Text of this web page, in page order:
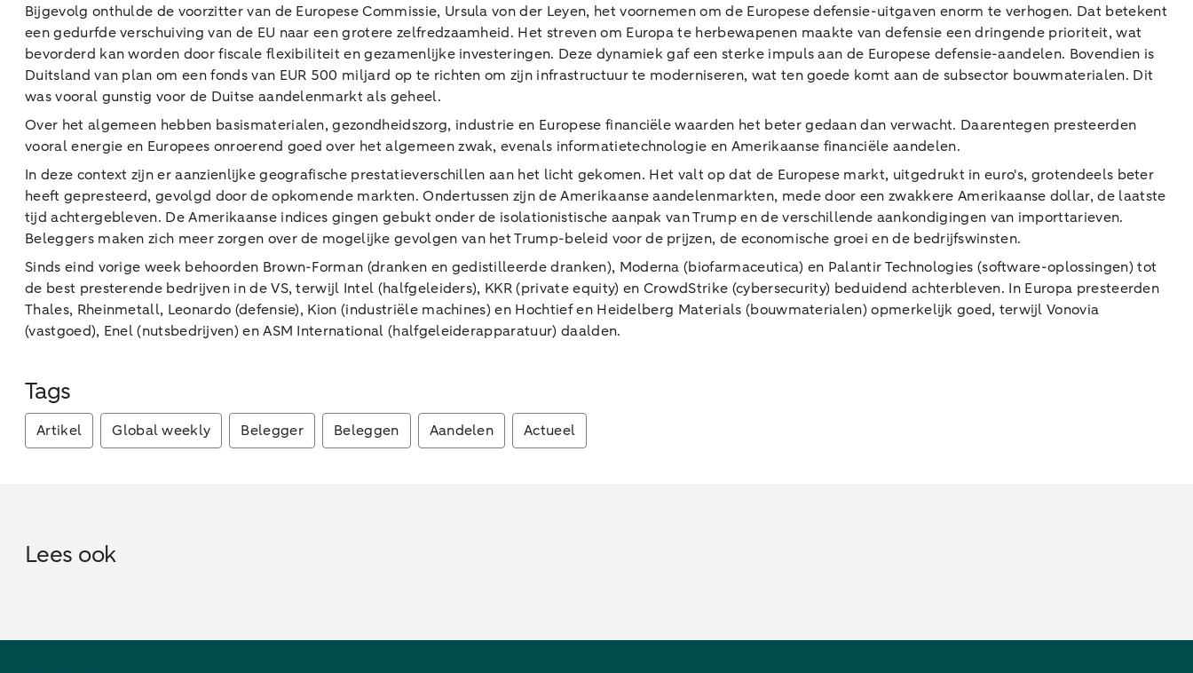
Bijgevolg onthulde de voorzitter van de Europese Commissie, Ursula von der Leyen, het voornemen om de Europese defensie-uitgaven enorm te verhogen. Dat betekent
een gedurfde verschuiving van de EU naar een grotere zelfredzaamheid. Het streven om Europa te herbewapenen maakte van defensie een dringende prioriteit, wat
bevorderd kan worden door fiscale flexibiliteit en gezamenlijke investeringen. Deze dynamiek gaf een sterke impuls aan de Europese defensie-aandelen. Bovendien is
Duitsland van plan om een fonds van EUR 500 miljard op te richten om zijn infrastructuur te moderniseren, wat ten goede komt aan de subsector bouwmaterialen. Dit
was vooral gunstig voor de Duitse aandelenmarkt als geheel.
Over het algemeen hebben basismaterialen, gezondheidszorg, industrie en Europese financiële waarden het beter gedaan dan verwacht. Daarentegen presteerden
vooral energie en Europees onroerend goed over het algemeen zwak, evenals informatietechnologie en Amerikaanse financiële aandelen.
In deze context zijn er aanzienlijke geografische prestatieverschillen aan het licht gekomen. Het valt op dat de Europese markt, uitgedrukt in euro's, grotendeels beter
heeft gepresteerd, gevolgd door de opkomende markten. Ondertussen zijn de Amerikaanse aandelenmarkten, mede door een zwakkere Amerikaanse dollar, de laatste
tijd achtergebleven. De Amerikaanse indices gingen gebukt onder de isolationistische aanpak van Trump en de verschillende aankondigingen van importtarieven.
Beleggers maken zich meer zorgen over de mogelijke gevolgen van het Trump-beleid voor de prijzen, de economische groei en de bedrijfswinsten.
Sinds eind vorige week behoorden Brown-Forman (dranken en gedistilleerde dranken), Moderna (biofarmaceutica) en Palantir Technologies (software-oplossingen) tot
de best presterende bedrijven in de VS, terwijl Intel (halfgeleiders), KKR (private equity) en CrowdStrike (cybersecurity) beduidend achterbleven. In Europa presteerden
Thales, Rheinmetall, Leonardo (defensie), Kion (industriële machines) en Hochtief en Heidelberg Materials (bouwmaterialen) opmerkelijk goed, terwijl Vonovia
(vastgoed), Enel (nutsbedrijven) en ASM International (halfgeleiderapparatuur) daalden.
Tags
Artikel Global weekly Belegger Beleggen Aandelen Actueel
Lees ook